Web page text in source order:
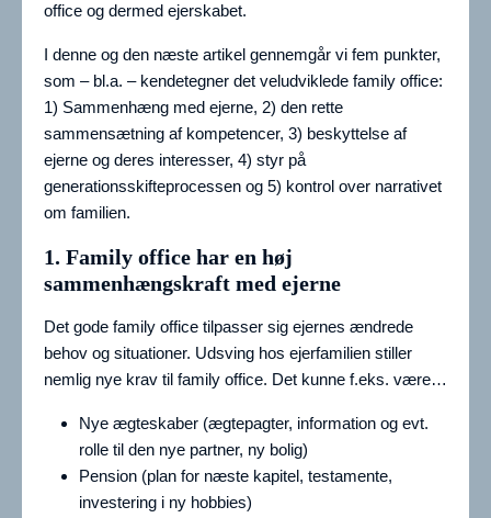
office og dermed ejerskabet.
I denne og den næste artikel gennemgår vi fem punkter,
som – bl.a. – kendetegner det veludviklede family office:
1) Sammenhæng med ejerne, 2) den rette
sammensætning af kompetencer, 3) beskyttelse af
ejerne og deres interesser, 4) styr på
generationsskifteprocessen og 5) kontrol over narrativet
om familien.
1. Family office har en høj
sammenhængskraft med ejerne
Det gode family office tilpasser sig ejernes ændrede
behov og situationer. Udsving hos ejerfamilien stiller
nemlig nye krav til family office. Det kunne f.eks. være…
Nye ægteskaber (ægtepagter, information og evt.
rolle til den nye partner, ny bolig)
Pension (plan for næste kapitel, testamente,
investering i ny hobbies)